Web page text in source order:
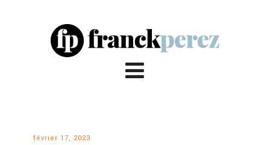
février 17, 2023